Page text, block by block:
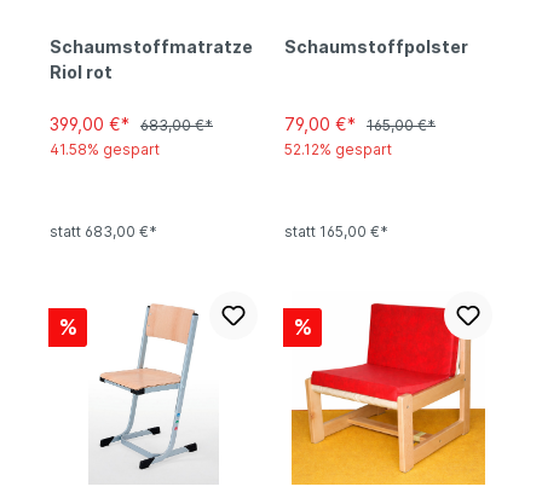
Schaumstoffmatratze
Riol rot
399,00 €*
683,00 €*
41.58% gespart
statt 683,00 €*
Schaumstoffpolster
79,00 €*
165,00 €*
52.12% gespart
statt 165,00 €*
% %